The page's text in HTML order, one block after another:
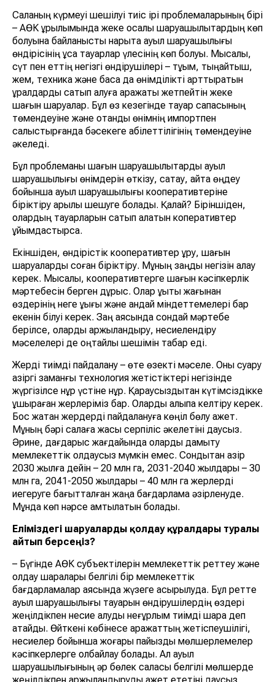
Саланың күрмеуі шешілуі тиіс ірі проблемаларының бірі
– АӨК құрылымында жеке қосалқы шаруашылықтардың көп
болуына байланысты нарықта ауыл шаруашылығы
өндірісінің ұсақ тауарлар үлесінің көп болуы. Мысалы,
сүт пен еттің негізгі өндірушілері – тұқым, тыңайтқыш,
жем, техника және басқа да өнімділікті арттыратын
құралдарды сатып алуға қаражаты жетпейтін жеке
шағын шаруалар. Бұл өз кезегінде тауар сапасының
төмендеуіне және отандық өнімнің импортпен
салыстырғанда бәсекеге қабілеттілігінің төмендеуіне
әкеледі.
Бұл проблеманы шағын шаруашылықтарды ауыл
шаруашылығы өнімдерін өткізу, сақтау, қайта өңдеу
бойынша ауыл шаруашылығы кооперативтеріне
біріктіру арқылы шешуге болады. Қалай? Біріншіден,
олардың тауарларын сатып алатын коперативтер
ұйымдастырсақ.
Екіншіден, өндірістік кооперативтер құру, шағын
шаруаларды соған біріктіру. Мұның заңды негізін қалау
керек. Мысалы, кооперативтерге шағын кәсіпкерлік
мәртебесін берген дұрыс. Олар құқықтық жағынан
өздерінің неге құқығы және қандай міндеттемелері бар
екенін білуі керек. Заң аясында сондай мәртебе
берілсе, оларды қаржыландыру, несиелендіру
мәселелері де оңтайлы шешімін табар еді.
Жерді тиімді пайдалану – өте өзекті мәселе. Оны суару
қазіргі заманғы технология жетістіктері негізінде
жүргізілсе нұр үстіне нұр. Қараусыздықтан күтімсіздікке
ұшыраған жерлеріміз бар. Оларды қалыпқа келтіру керек.
Бос жатқан жердерді пайдалануға көңіл бөлу қажет.
Мұның бәрі салаға жақсы серпіліс әкелетіні даусыз.
Әрине, дағдарыс жағдайында оларды дамыту
мемлекеттік қолдаусыз мүмкін емес. Сондықтан қазір
2030 жылға дейін – 20 млн га, 2031-2040 жылдары – 30
млн га, 2041-2050 жылдары – 40 млн га жерлерді
иегеруге бағытталған жаңа бағдарлама әзірленуде.
Мұнда көп нәрсе қамтылатын болады.
Еліміздегі шаруаларды қолдау құралдары туралы
айтып берсеңіз?
– Бүгінде АӨК субъектілерін мемлекеттік реттеу және
қолдау шаралары белгілі бір мемлекеттік
бағдарламалар аясында жүзеге асырылуда. Бұл ретте
ауыл шаруашылығы тауарын өндірушілердің өздері
жеңілдікпен несие алуды неғұрлым тиімді шара деп
атайды. Өйткені көбінесе қаражаттың жетіспеушілігі,
несиелер бойынша жоғары пайыздық мөлшерлемелер
кәсіпкерлерге қолбайлау болады. Ал ауыл
шаруашылығының әр бөлек саласы белгілі мөлшерде